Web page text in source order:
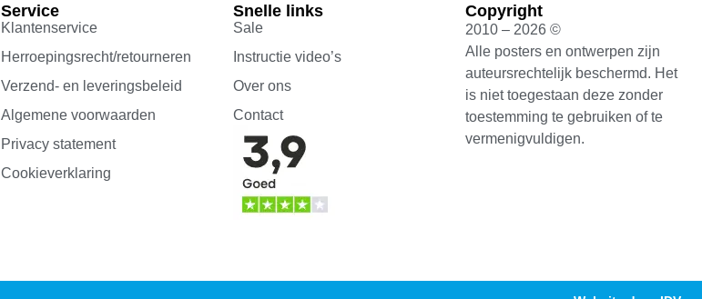
Service
Klantenservice
Herroepingsrecht/retourneren
Verzend- en leveringsbeleid
Algemene voorwaarden
Privacy statement
Cookieverklaring
Snelle links
Sale
Instructie video’s
Over ons
Contact
Copyright
2010 – 2026 ©
Alle posters en ontwerpen zijn
auteursrechtelijk beschermd. Het
is niet toegestaan deze zonder
toestemming te gebruiken of te
vermenigvuldigen.